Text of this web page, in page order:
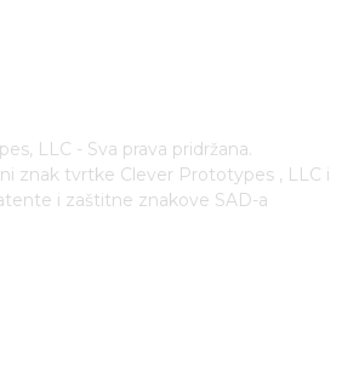
LLC - Sva prava pridržana.
znak tvrtke Clever Prototypes , LLC i
i zaštitne znakove SAD-a